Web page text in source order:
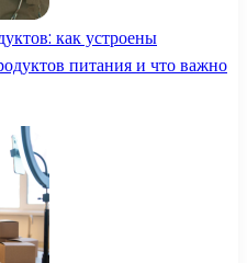
как устроены
питания и что важно